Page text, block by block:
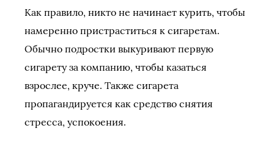
Как правило, никто не начинает курить, чтобы
намеренно пристраститься к сигаретам.
Обычно подростки выкуривают первую
сигарету за компанию, чтобы казаться
взрослее, круче. Также сигарета
пропагандируется как средство снятия
стресса, успокоения.